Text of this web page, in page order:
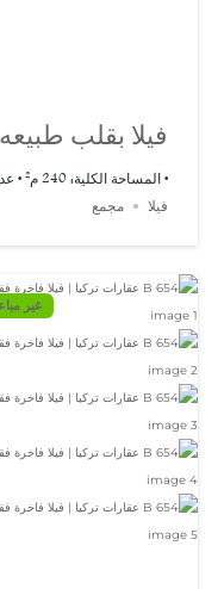
658
• المساحة الكلية: 240 م² • عدد الغرف: 5 غرف...
فيلا
مجمع
غير